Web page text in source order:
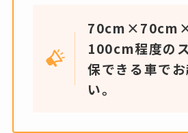
100cm程度の
保できる車で
い。